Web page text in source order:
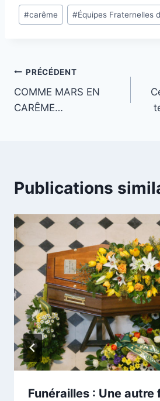
Étiquettes
de
#carême #Équipes Fraternelles
Navigation
de
PRÉCÉDENT
COMME MARS EN
CARÊME…
Publications
Funérailles : Une autre